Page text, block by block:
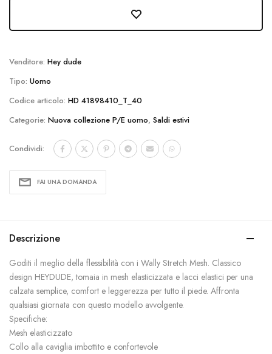
Venditore: Hey dude
Tipo: Uomo
Codice articolo: HD 41898410_T_40
Categorie: Nuova collezione P/E uomo, Saldi estivi
Condividi:
FAI UNA DOMANDA
Descrizione
Goditi il meglio della flessibilità con i Wally Stretch Mesh. Classico
design HEYDUDE, tomaia in mesh elasticizzata e lacci elastici per una
calzata semplice, comfort e leggerezza per tutto il piede. Affronta
qualsiasi giornata con questo modello avvolgente.
Specifiche:
Mesh elasticizzato
Collo alla caviglia imbottito e confortevole